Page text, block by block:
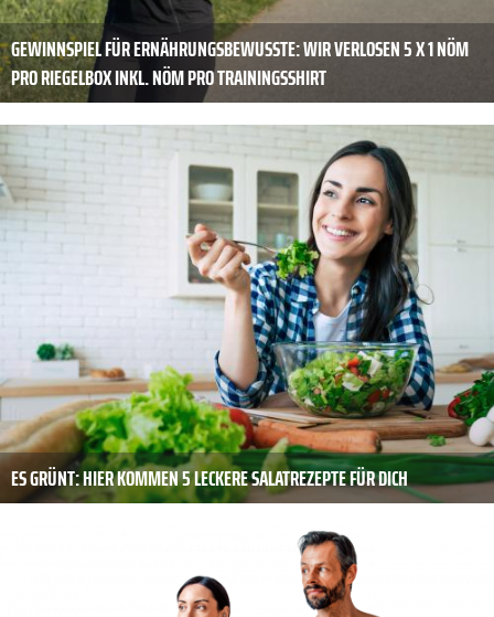
GEWINNSPIEL FÜR ERNÄHRUNGSBEWUSSTE: WIR VERLOSEN 5 X 1 NÖM
PRO RIEGELBOX INKL. NÖM PRO TRAININGSSHIRT
ES GRÜNT: HIER KOMMEN 5 LECKERE SALATREZEPTE FÜR DICH